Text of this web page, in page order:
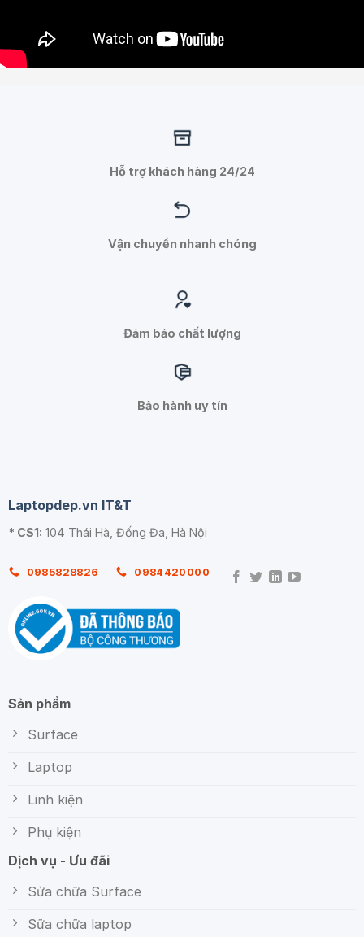
Hỗ trợ khách hàng 24/24
Vận chuyển nhanh chóng
Đảm bảo chất lượng
Bảo hành uy tín
Laptopdep.vn IT&T
* CS1: 104 Thái Hà, Đống Đa, Hà Nội
0985828826 0984420000
Sản phẩm
Surface
Laptop
Linh kiện
Phụ kiện
Dịch vụ - Ưu đãi
Sửa chữa Surface
Sữa chữa laptop